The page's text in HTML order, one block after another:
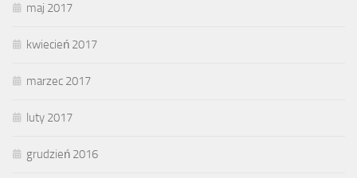
maj 2017
kwiecień 2017
marzec 2017
luty 2017
grudzień 2016